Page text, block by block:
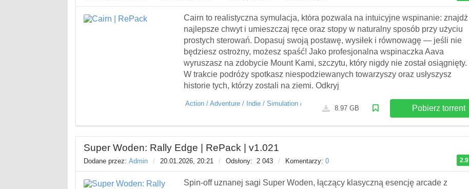
Cairn to realistyczna symulacja, która pozwala na intuicyjne wspinanie: znajdź
najlepsze chwyt i umieszczaj ręce oraz stopy w naturalny sposób przy użyciu
prostych sterowań. Dopasuj swoją postawę, wysiłek i równowagę — jeśli nie
będziesz ostrożny, możesz spaść! Jako profesjonalna wspinaczka Aava
wyruszasz na zdobycie Mount Kami, szczytu, który nigdy nie został osiągnięty.
W trakcie podróży spotkasz niespodziewanych towarzyszy oraz usłyszysz
historie tych, którzy zostali na ziemi. Odkryj
Pobierz torrent
8.97 GB
Action / Adventure / Indie / Simulation / / 2026
Super Woden: Rally Edge | RePack | v1.021
2.9
Dodane przez: Admin / 20.01.2026, 20:21 / Odsłony: 2 043 / Komentarzy: 0
Spin-off uznanej sagi Super Woden, łączący klasyczną esencję arcade z